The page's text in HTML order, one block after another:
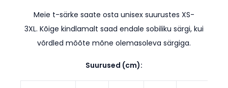
Meie t-särke saate osta unisex suurustes XS-
3XL. Kõige kindlamalt saad endale sobiliku särgi, kui
võrdled mõõte mõne olemasoleva särgiga.
Suurused (cm):